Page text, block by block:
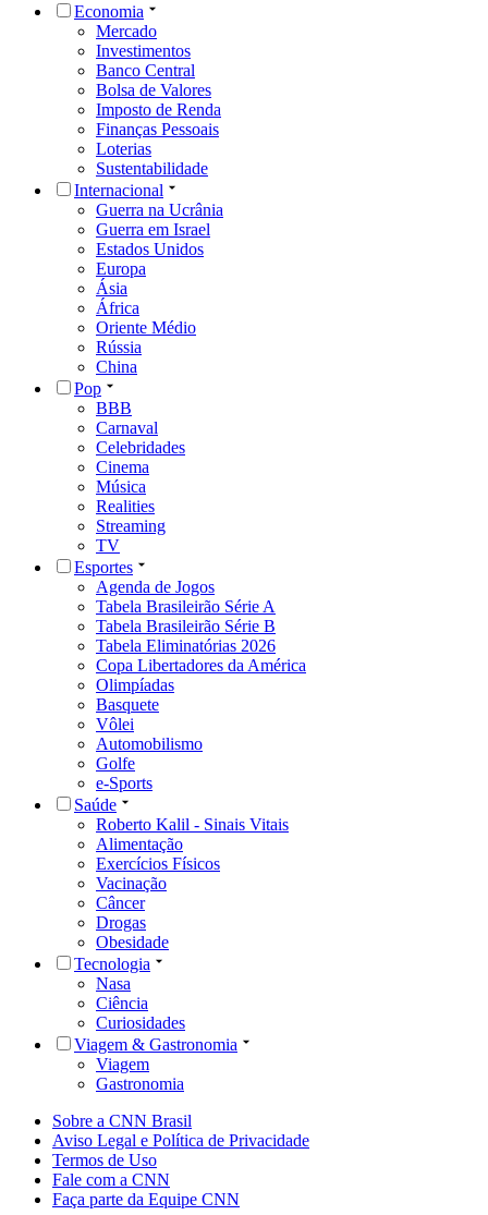
Economia
Mercado
Investimentos
Banco Central
Bolsa de Valores
Imposto de Renda
Finanças Pessoais
Loterias
Sustentabilidade
Internacional
Guerra na Ucrânia
Guerra em Israel
Estados Unidos
Europa
Ásia
África
Oriente Médio
Rússia
China
Pop
BBB
Carnaval
Celebridades
Cinema
Música
Realities
Streaming
TV
Esportes
Agenda de Jogos
Tabela Brasileirão Série A
Tabela Brasileirão Série B
Tabela Eliminatórias 2026
Copa Libertadores da América
Olimpíadas
Basquete
Vôlei
Automobilismo
Golfe
e-Sports
Saúde
Roberto Kalil - Sinais Vitais
Alimentação
Exercícios Físicos
Vacinação
Câncer
Drogas
Obesidade
Tecnologia
Nasa
Ciência
Curiosidades
Viagem & Gastronomia
Viagem
Gastronomia
Sobre a CNN Brasil
Aviso Legal e Política de Privacidade
Termos de Uso
Fale com a CNN
Faça parte da Equipe CNN